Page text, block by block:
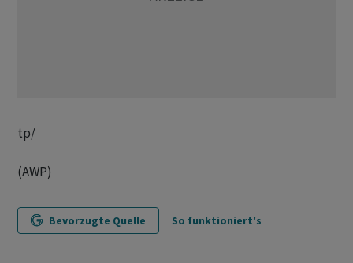
tp/
(AWP)
Bevorzugte Quelle So funktioniert's